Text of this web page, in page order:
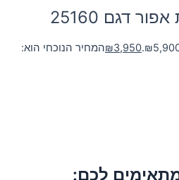
דגם 25160
₪3,950
המחיר הנוכחי הוא:
לכם: